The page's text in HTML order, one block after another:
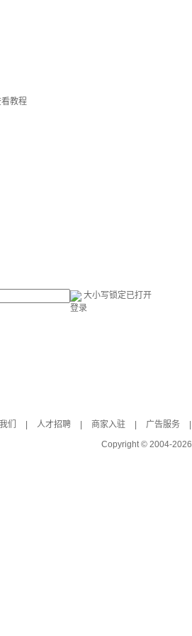
教程
大小写锁定已打开
登录
们 人才招聘 商家入驻 广告服务
Copyright © 2004-2026